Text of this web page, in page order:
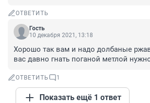
ОТВЕТИТЬ
Гость
10 декабря 2021, 13:18
Хорошо так вам и надо долбаные
вас давно гнать поганой метлой
ОТВЕТИТЬ 1
Показать ещё 1 ответ